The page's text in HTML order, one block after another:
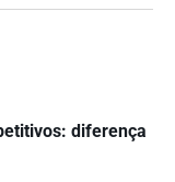
diferença